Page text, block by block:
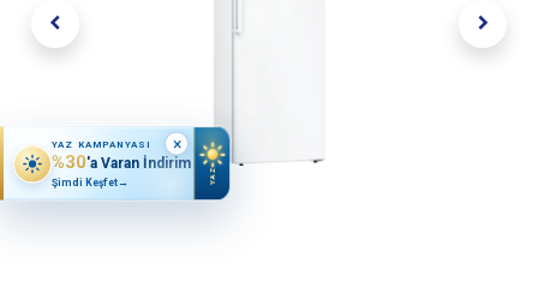
YAZ KAMPANYASI
%30'a Varan İndirim
Şimdi Keşfet→ YAZ
×